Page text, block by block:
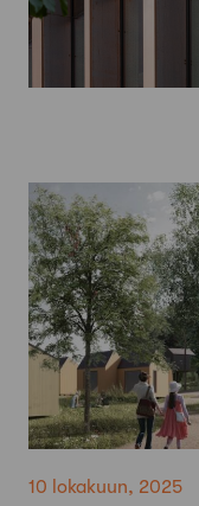
10 lokakuun, 2025